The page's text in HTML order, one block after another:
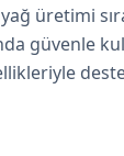
üretimi